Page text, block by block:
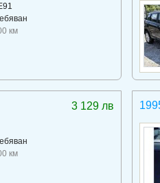
км
3 129 лв
км